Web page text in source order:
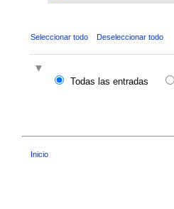
Seleccionar todo Deseleccionar todo
Todas las entradas
Inicio